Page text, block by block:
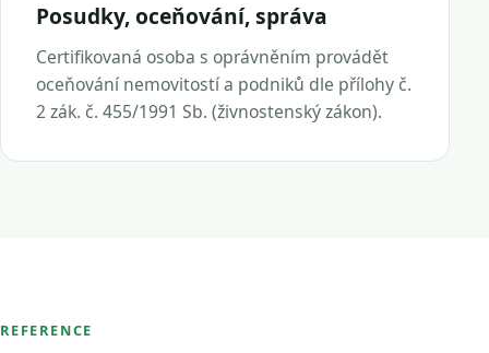
Posudky, oceňování, správa
Certifikovaná osoba s oprávněním provádět
oceňování nemovitostí a podniků dle přílohy č.
2 zák. č. 455/1991 Sb. (živnostenský zákon).
REFERENCE